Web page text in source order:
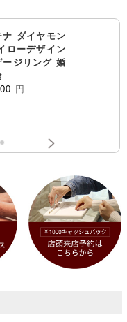
ナ ダイヤモン
ローデザイン
ージリング 婚
円